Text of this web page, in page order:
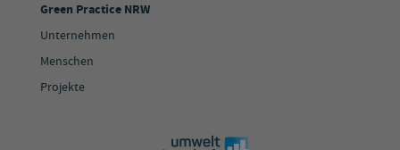
Green Practice NRW
Unternehmen
Menschen
Projekte